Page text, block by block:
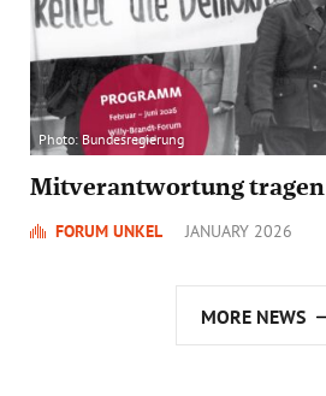
Photo: Bundesregierung
Mitverantwortung tragen
FORUM UNKEL JANUARY 2026
MORE NEWS